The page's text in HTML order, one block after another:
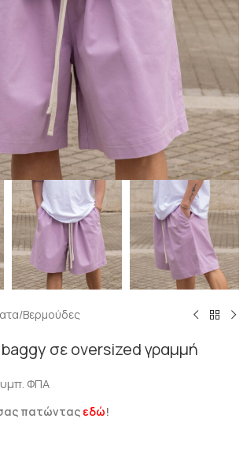
/Βερμούδες
σε oversized γραμμή
ΦΠΑ
πατώντας εδώ!